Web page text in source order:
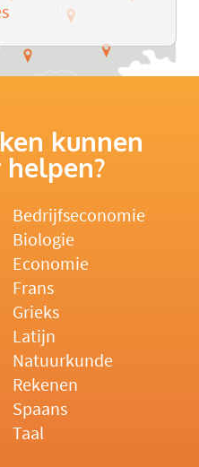
kunnen
Bedrijfseconomie
Biologie
Economie
Frans
Grieks
Latijn
Natuurkunde
Rekenen
Spaans
Taal